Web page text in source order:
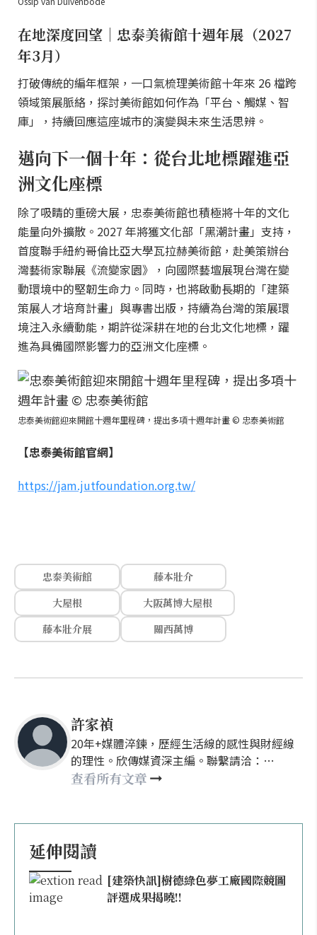
在地深度回望｜忠泰美術館十週年展（2027
年3月）
打破傳統的編年框架，一口氣梳理美術館十年來 26 檔跨
領域策展脈絡，探討美術館如何作為「平台、觸媒、智
庫」，持續回應這座城市的演變與未來生活思辨。
邁向下一個十年：從台北地標躍進亞
洲文化座標
除了吸睛的重磅大展，忠泰美術館也積極將十年的文化
能量向外擴散。2027 年將獲文化部「黑潮計畫」支持，
首度聯手紐約哥倫比亞大學瓦拉赫美術館，赴美策辦台
灣藝術家聯展《流變家園》，向國際藝壇展現台灣在變
動環境中的堅韌生命力。同時，也將啟動長期的「建築
策展人才培育計畫」與專書出版，持續為台灣的策展環
境注入永續動能，期許從深耕在地的台北文化地標，躍
進為具備國際影響力的亞洲文化座標。
忠泰美術館迎來開館十週年里程碑，提出多項十週年計畫 © 忠泰美術館
【忠泰美術館官網】
https://jam.jutfoundation.org.tw/
忠泰美術館
藤本壯介
大屋根
大阪萬博大屋根
藤本壯介展
關西萬博
許家禎
20年+媒體淬鍊，歷經生活線的感性與財經線
的理性。欣傳媒資深主編。聯繫請洽：
nellyhsu@xinmedia.com
查看所有文章
延伸閱讀
[建築快訊]樹德綠色夢工廠國際競圖
評選成果揭曉!!